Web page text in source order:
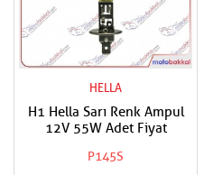
HELLA
H1 Hella Sarı Renk Ampul
12V 55W Adet Fiyat
P145S